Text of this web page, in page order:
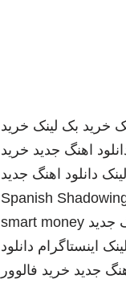
خرید بک لینک خرید
اهنگ جدید خرید
دانلود اهنگ جدید
Spanish
جدید smart money
اینستاگرام دانلود
جدید خرید فالوور